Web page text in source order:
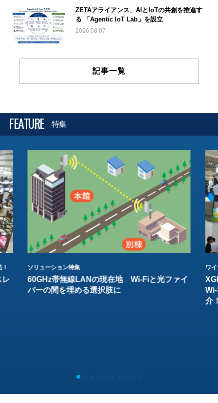
ZETAアライアンス、AIとIoTの共創を推進す
る 「Agentic IoT Lab」を設立
2026.08.07
記事一覧
FEATURE 特集
レ
ソリューション特集
60GHz帯無線LANの現在地 Wi-Fiと光ファイ
バーの間を埋める選択肢に
ワ
介